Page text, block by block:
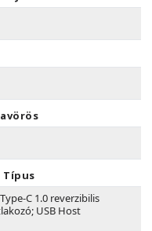
Típus
C 1.0 reverzibilis
USB Host